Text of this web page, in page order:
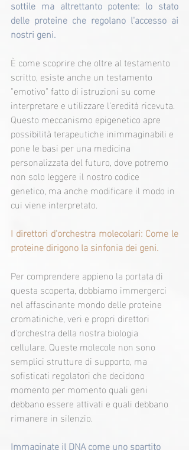
sottile ma altrettanto potente: lo stato
delle proteine che regolano l'accesso ai
nostri geni.
È come scoprire che oltre al testamento
scritto, esiste anche un testamento
"emotivo" fatto di istruzioni su come
interpretare e utilizzare l'eredità ricevuta.
Questo meccanismo epigenetico apre
possibilità terapeutiche inimmaginabili e
pone le basi per una medicina
personalizzata del futuro, dove potremo
non solo leggere il nostro codice
genetico, ma anche modificare il modo in
cui viene interpretato.
I direttori d'orchestra molecolari: Come le
proteine dirigono la sinfonia dei geni.
Per comprendere appieno la portata di
questa scoperta, dobbiamo immergerci
nel affascinante mondo delle proteine
cromatiniche, veri e propri direttori
d'orchestra della nostra biologia
cellulare. Queste molecole non sono
semplici strutture di supporto, ma
sofisticati regolatori che decidono
momento per momento quali geni
debbano essere attivati e quali debbano
rimanere in silenzio.
Immaginate il DNA come uno spartito